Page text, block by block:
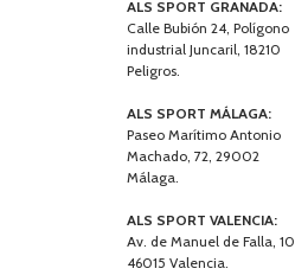
ALS SPORT GRANADA:
Calle Bubión 24, Polígono
industrial Juncaril, 18210
Peligros.
ALS SPORT MÁLAGA:
Paseo Marítimo Antonio
Machado, 72, 29002
Málaga.
ALS SPORT VALENCIA:
Av. de Manuel de Falla, 10,
46015 Valencia.